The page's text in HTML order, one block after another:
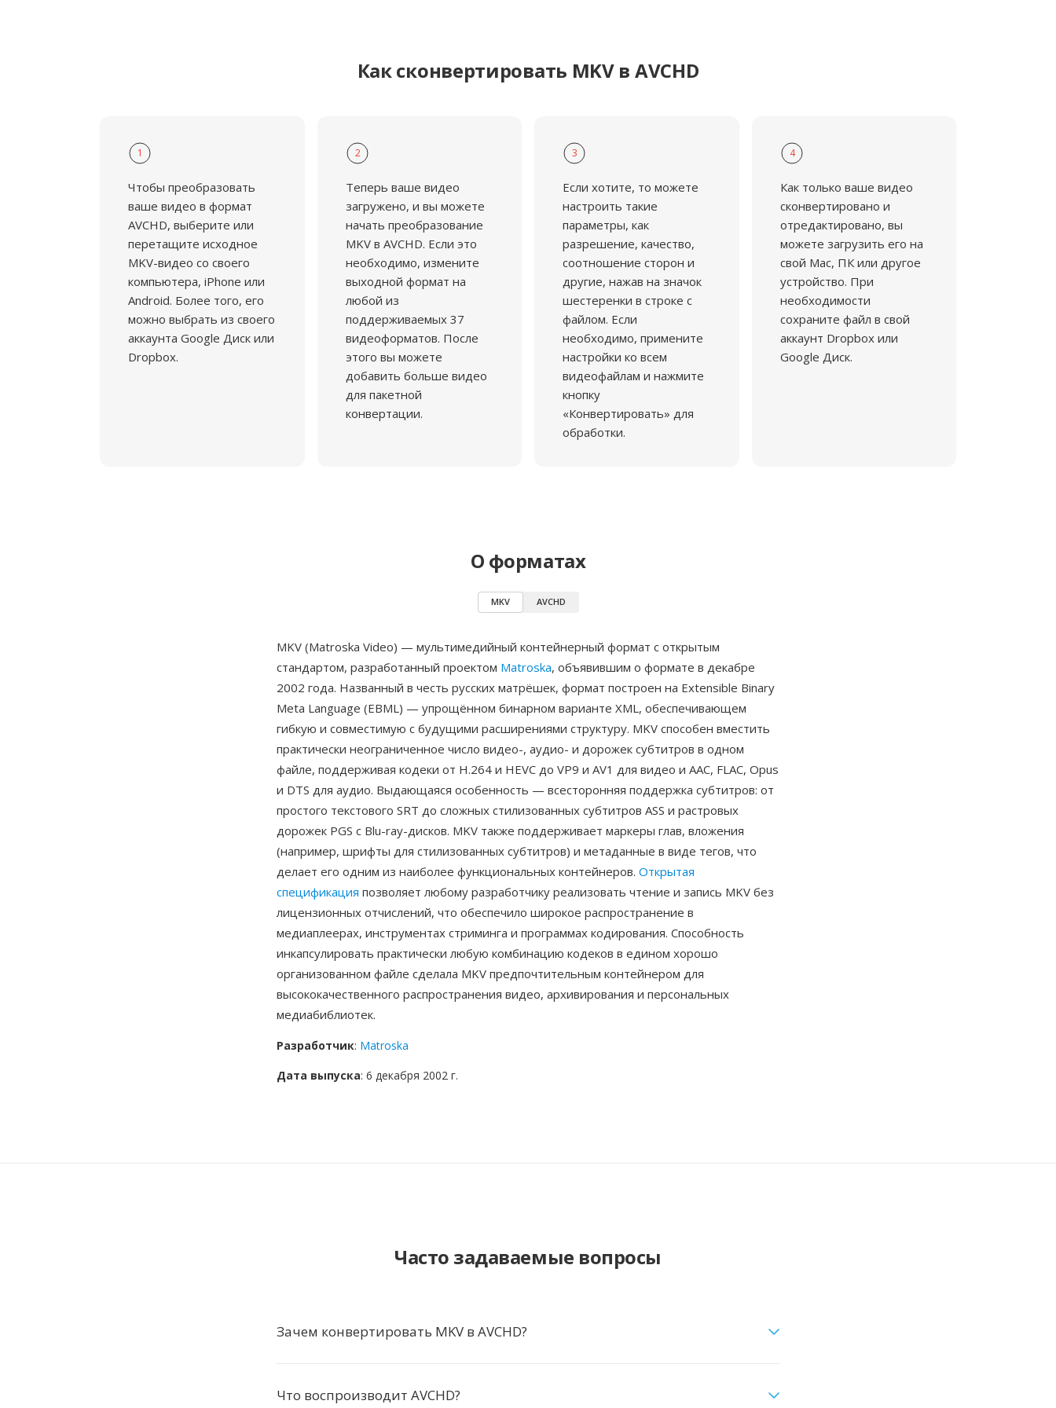
Как сконвертировать MKV в AVCHD
1
Чтобы преобразовать
ваше видео в формат
AVCHD, выберите или
перетащите исходное
MKV-видео со своего
компьютера, iPhone или
Android. Более того, его
можно выбрать из своего
аккаунта Google Диск или
Dropbox.
2
Теперь ваше видео
загружено, и вы можете
начать преобразование
MKV в AVCHD. Если это
необходимо, измените
выходной формат на
любой из
поддерживаемых 37
видеоформатов. После
этого вы можете
добавить больше видео
для пакетной
конвертации.
3
Если хотите, то можете
настроить такие
параметры, как
разрешение, качество,
соотношение сторон и
другие, нажав на значок
шестеренки в строке с
файлом. Если
необходимо, примените
настройки ко всем
видеофайлам и нажмите
кнопку
«Конвертировать» для
обработки.
4
Как только ваше видео
сконвертировано и
отредактировано, вы
можете загрузить его на
свой Mac, ПК или другое
устройство. При
необходимости
сохраните файл в свой
аккаунт Dropbox или
Google Диск.
О форматах
MKV AVCHD
MKV (Matroska Video) — мультимедийный контейнерный формат с открытым
стандартом, разработанный проектом Matroska, объявившим о формате в декабре
2002 года. Названный в честь русских матрёшек, формат построен на Extensible Binary
Meta Language (EBML) — упрощённом бинарном варианте XML, обеспечивающем
гибкую и совместимую с будущими расширениями структуру. MKV способен вместить
практически неограниченное число видео-, аудио- и дорожек субтитров в одном
файле, поддерживая кодеки от H.264 и HEVC до VP9 и AV1 для видео и AAC, FLAC, Opus
и DTS для аудио. Выдающаяся особенность — всесторонняя поддержка субтитров: от
простого текстового SRT до сложных стилизованных субтитров ASS и растровых
дорожек PGS с Blu-ray-дисков. MKV также поддерживает маркеры глав, вложения
(например, шрифты для стилизованных субтитров) и метаданные в виде тегов, что
делает его одним из наиболее функциональных контейнеров. Открытая
спецификация позволяет любому разработчику реализовать чтение и запись MKV без
лицензионных отчислений, что обеспечило широкое распространение в
медиаплеерах, инструментах стриминга и программах кодирования. Способность
инкапсулировать практически любую комбинацию кодеков в едином хорошо
организованном файле сделала MKV предпочтительным контейнером для
высококачественного распространения видео, архивирования и персональных
медиабиблиотек.
Разработчик: Matroska
Дата выпуска: 6 декабря 2002 г.
Часто задаваемые вопросы
Зачем конвертировать MKV в AVCHD?
Что воспроизводит AVCHD?